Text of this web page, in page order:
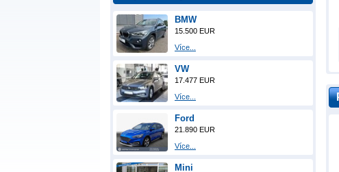
BMW
15.500 EUR
Více...
VW
17.477 EUR
Více...
Ford
21.890 EUR
Více...
Mini